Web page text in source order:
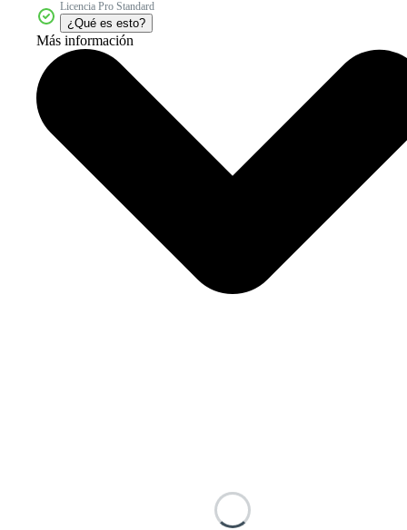
Licencia Pro Standard
¿Qué es esto?
Más información